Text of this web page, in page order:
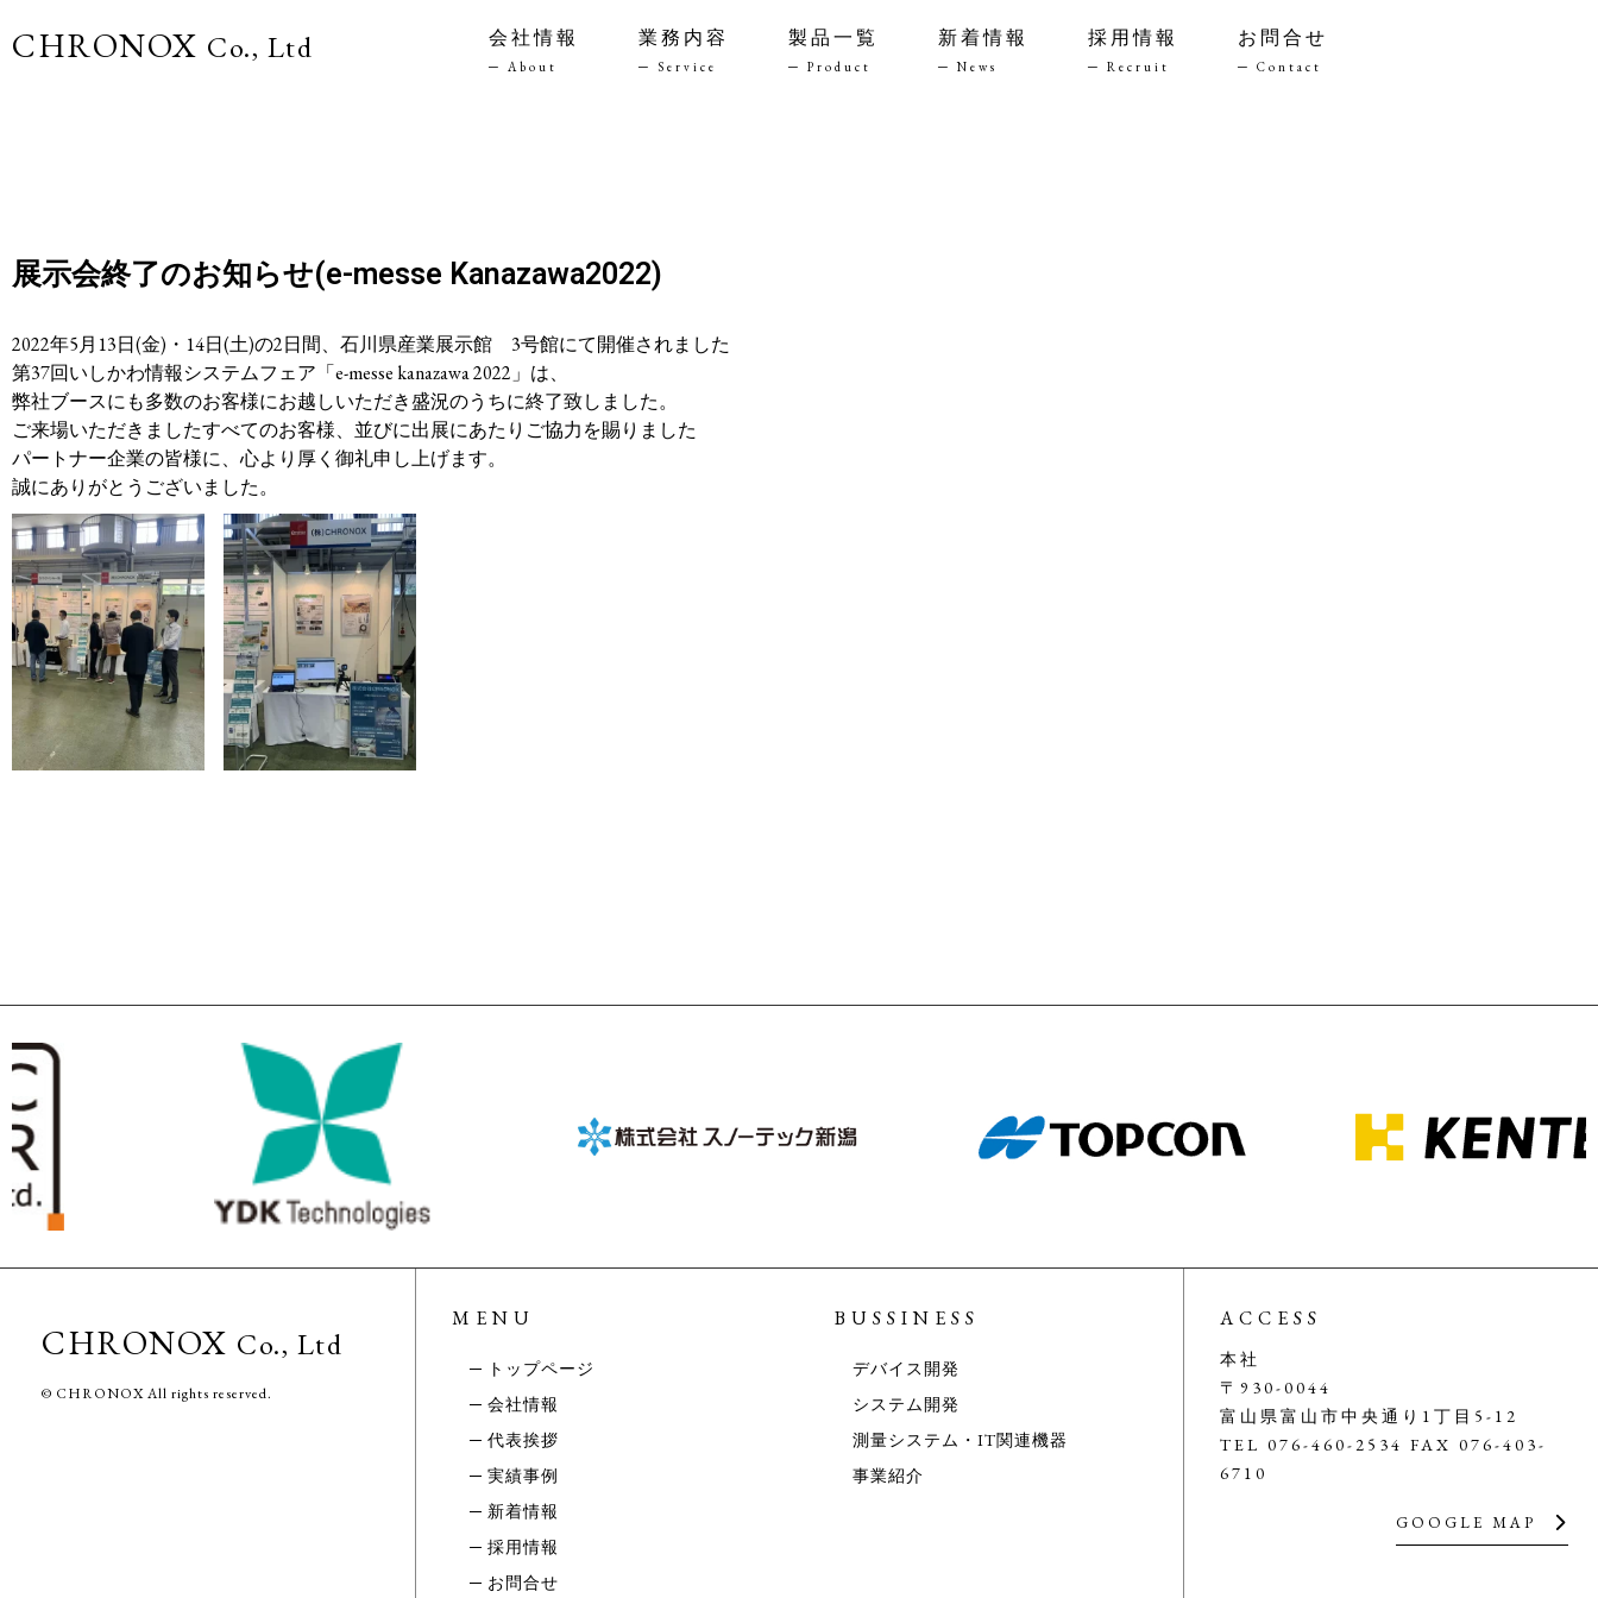
CHRONOX Co., Ltd 会社情報
─ About
業務内容
─ Service
製品一覧
─ Product
新着情報
─ News
採用情報
─ Recruit
お問合せ
─ Contact
展示会終了のお知らせ(e-messe Kanazawa2022)
2022年5月13日(金)・14日(土)の2日間、石川県産業展示館 3号館にて開催されました
第37回いしかわ情報システムフェア「e-messe kanazawa 2022」は、
弊社ブースにも多数のお客様にお越しいただき盛況のうちに終了致しました。
ご来場いただきましたすべてのお客様、並びに出展にあたりご協力を賜りました
パートナー企業の皆様に、心より厚く御礼申し上げます。
誠にありがとうございました。
CHRONOX Co., Ltd
© CHRONOX All rights reserved.
MENU
─ トップページ
─ 会社情報
─ 代表挨拶
─ 実績事例
─ 新着情報
─ 採用情報
─ お問合せ
BUSSINESS
デバイス開発
システム開発
測量システム・IT関連機器
事業紹介
ACCESS
本社
〒930-0044
富山県富山市中央通り1丁目5-12
TEL 076-460-2534 FAX 076-403-
6710
GOOGLE MAP